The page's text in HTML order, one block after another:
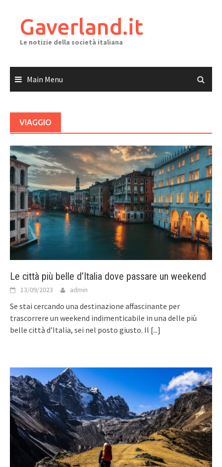
contentGaverland.it
Le notizie della società italiana
Main Menu
VIAGGIO
Le città più belle d’Italia dove passare un weekend
13/09/2023 admin
Se stai cercando una destinazione affascinante per
trascorrere un weekend indimenticabile in una delle più
belle città d’Italia, sei nel posto giusto. Il [...]